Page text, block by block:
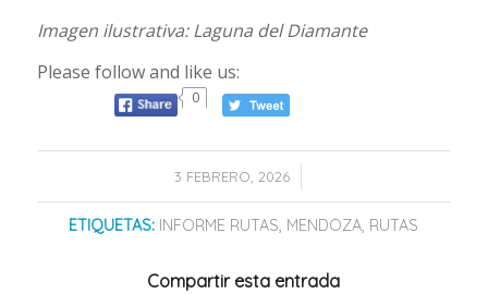
Imagen ilustrativa: Laguna del Diamante
Please follow and like us:
0
3 FEBRERO, 2026
/
ETIQUETAS: INFORME RUTAS, MENDOZA, RUTAS
Compartir esta entrada